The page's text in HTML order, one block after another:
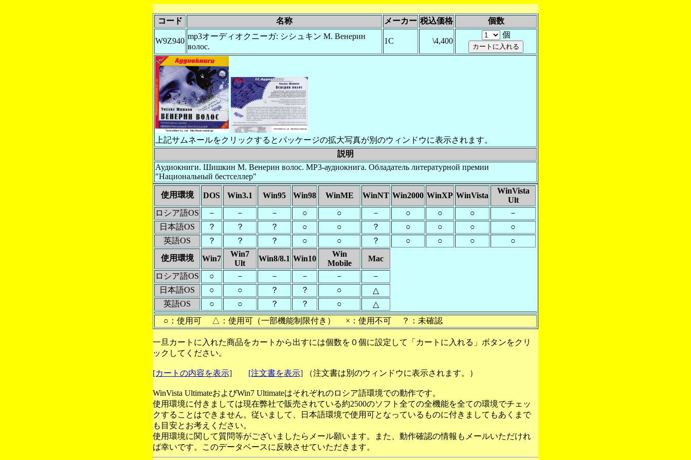
コード 名称 メーカー 税込価格 個数
W9Z940
mp3オーディオクニーガ: シシュキン М. Венерин
волос.
1C \4,400
個
上記サムネールをクリックするとパッケージの拡大写真が別のウィンドウに表示されます。
説明
Аудиокниги. Шишкин М. Венерин волос. МР3-аудиокнига. Обладатель литературной премии
"Национальный бестселлер"
使用環境 DOS Win3.1 Win95 Win98 WinME WinNT Win2000 WinXP WinVista
WinVista
Ult
ロシア語OS
－ － － ○ ○ － ○ ○ ○
－
日本語OS
？ ？ ？ ○ ○ ？ ○ ○ ○
○
英語OS
？ ？ ？ ○ ○ ？ ○ ○ ○
○
使用環境
Win7
Win7
Ult
Win8/8.1 Win10
Win
Mobile
Mac
ロシア語OS
○ － － － －
－
日本語OS
○ ○ ？ ？ ○
△
英語OS
○ ○ ？ ？ ○
△
○：使用可 △：使用可（一部機能制限付き） ×：使用不可 ？：未確認
一旦カートに入れた商品をカートから出すには個数を０個に設定して「カートに入れる」ボタンをクリ
ックしてください。
[カートの内容を表示] [注文書を表示] （注文書は別のウィンドウに表示されます。）
WinVista UltimateおよびWin7 Ultimateはそれぞれのロシア語環境での動作です。
使用環境に付きましては現在弊社で販売されている約2500のソフト全ての全機能を全ての環境でチェッ
クすることはできません。従いまして、日本語環境で使用可となっているものに付きましてもあくまで
も目安とお考えください。
使用環境に関して質問等がございましたらメール願います。また、動作確認の情報もメールいただけれ
ば幸いです。このデータベースに反映させていただきます。